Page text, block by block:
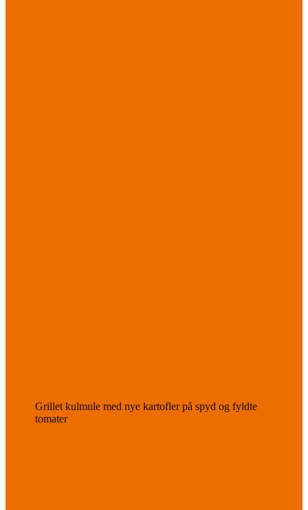
Grillet kulmule med nye kartofler på spyd og fyldte
tomater